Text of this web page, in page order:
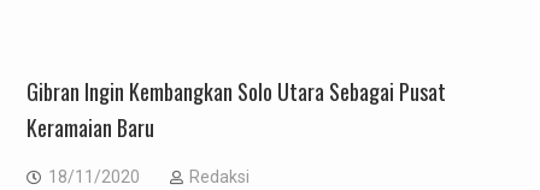
Gibran Ingin Kembangkan Solo Utara Sebagai Pusat
Keramaian Baru
18/11/2020 Redaksi